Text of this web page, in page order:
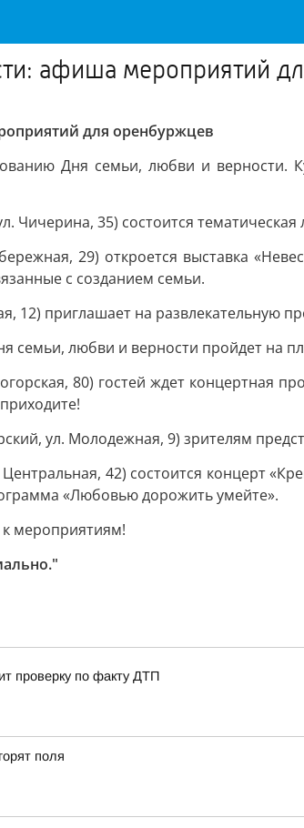
афиша мероприятий
для оренбуржцев
Дня семьи, любви и верности.
Чичерина, 35) состоится
29) откроется выставка
с созданием семьи.
12) приглашает на развлекательную
семьи, любви и верности пройдет на
80) гостей ждет концертная
ул. Молодежная, 9) зрителям
42) состоится концерт
«Любовью дорожить умейте».
мероприятиям!
проверку по факту ДТП
поля